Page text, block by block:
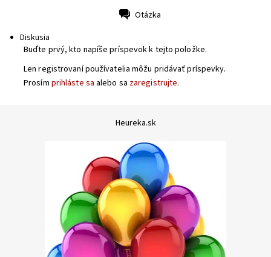
Otázka
Diskusia
Buďte prvý, kto napíše príspevok k tejto položke.
Len registrovaní používatelia môžu pridávať príspevky.
Prosím prihláste sa alebo sa zaregistrujte.
Heureka.sk